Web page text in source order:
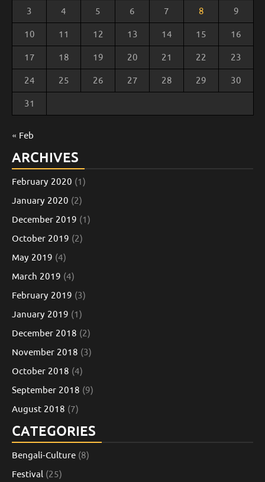
3 4 5 6 7 8 9
10 11 12 13 14 15 16
17 18 19 20 21 22 23
24 25 26 27 28 29 30
31
« Feb
ARCHIVES
February 2020 (1)
January 2020 (2)
December 2019 (1)
October 2019 (2)
May 2019 (4)
March 2019 (4)
February 2019 (3)
January 2019 (1)
December 2018 (2)
November 2018 (3)
October 2018 (4)
September 2018 (9)
August 2018 (7)
CATEGORIES
Bengali-Culture (8)
Festival (25)